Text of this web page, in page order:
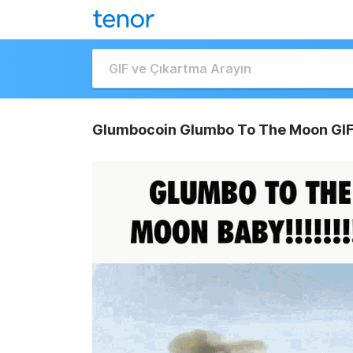
Glumbocoin Glumbo To The Moon GIF